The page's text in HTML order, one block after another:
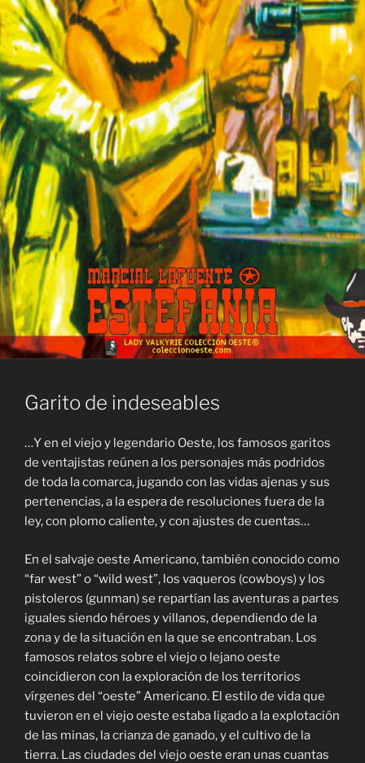
Garito de indeseables
…Y en el viejo y legendario Oeste, los famosos garitos
de ventajistas reúnen a los personajes más podridos
de toda la comarca, jugando con las vidas ajenas y sus
pertenencias, a la espera de resoluciones fuera de la
ley, con plomo caliente, y con ajustes de cuentas…
En el salvaje oeste Americano, también conocido como
“far west” o “wild west”, los vaqueros (cowboys) y los
pistoleros (gunman) se repartían las aventuras a partes
iguales siendo héroes y villanos, dependiendo de la
zona y de la situación en la que se encontraban. Los
famosos relatos sobre el viejo o lejano oeste
coincidieron con la exploración de los territorios
vírgenes del “oeste” Americano. El estilo de vida que
tuvieron en el viejo oeste estaba ligado a la explotación
de las minas, la crianza de ganado, y el cultivo de la
tierra. Las ciudades del viejo oeste eran unas cuantas